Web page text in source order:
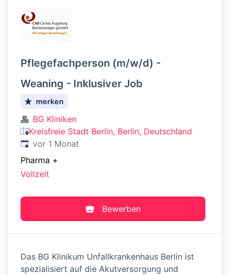
Pflegefachperson (m/w/d) -
Weaning - Inklusiver Job
merken
BG Kliniken
Kreisfreie Stadt Berlin, Berlin, Deutschland
Veröffentlicht:
vor 1 Monat
Pharma +
Vollzeit
Bewerben
Das BG Klinikum Unfallkrankenhaus Berlin ist
spezialisiert auf die Akutversorgung und